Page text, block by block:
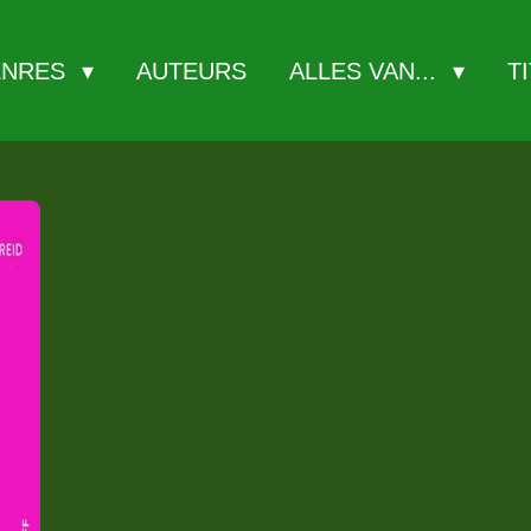
AUTEURS ALLES VAN...